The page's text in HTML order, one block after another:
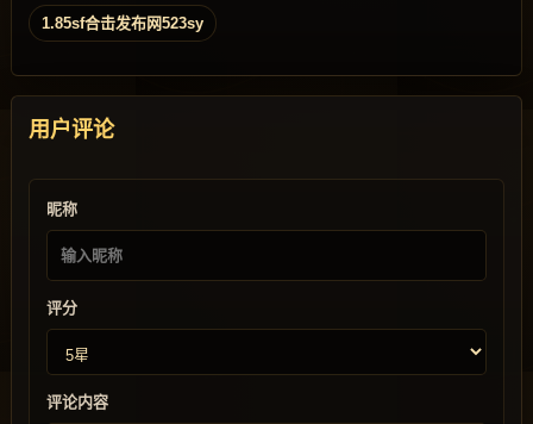
1.85sf合击发布网523sy
用户评论
昵称
评分
评论内容